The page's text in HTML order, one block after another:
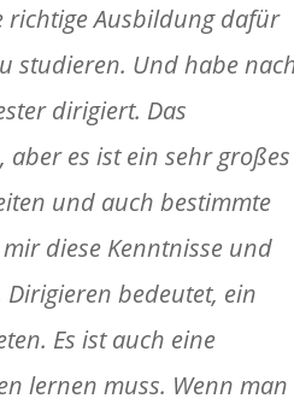
Ausbildung dafür
studieren. Und habe
dirigiert. Das
es ist ein sehr großes
und auch bestimmte
diese Kenntnisse und
bedeutet, ein
Es ist auch eine
lernen muss. Wenn man